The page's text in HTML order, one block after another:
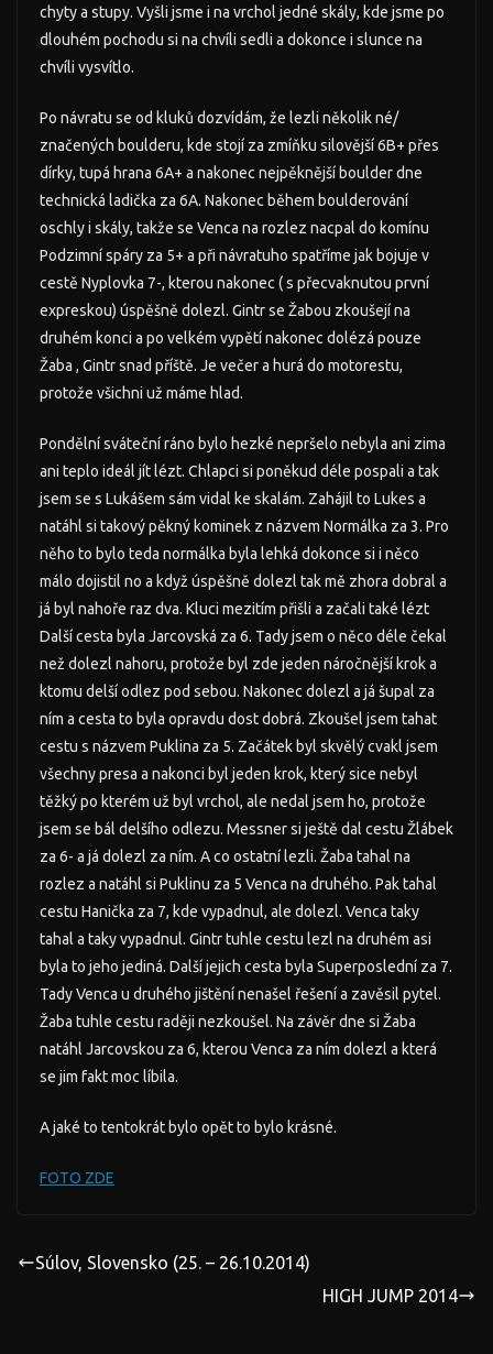
chyty a stupy. Vyšli jsme i na vrchol jedné skály, kde jsme po
dlouhém pochodu si na chvíli sedli a dokonce i slunce na
chvíli vysvítlo.
Po návratu se od kluků dozvídám, že lezli několik né/
značených boulderu, kde stojí za zmíňku silovější 6B+ přes
dírky, tupá hrana 6A+ a nakonec nejpěknější boulder dne
technická ladička za 6A. Nakonec během boulderování
oschly i skály, takže se Venca na rozlez nacpal do komínu
Podzimní spáry za 5+ a při návratuho spatříme jak bojuje v
cestě Nyplovka 7-, kterou nakonec ( s přecvaknutou první
expreskou) úspěšně dolezl. Gintr se Žabou zkoušejí na
druhém konci a po velkém vypětí nakonec dolézá pouze
Žaba , Gintr snad příště. Je večer a hurá do motorestu,
protože všichni už máme hlad.
Pondělní sváteční ráno bylo hezké nepršelo nebyla ani zima
ani teplo ideál jít lézt. Chlapci si poněkud déle pospali a tak
jsem se s Lukášem sám vidal ke skalám. Zahájil to Lukes a
natáhl si takový pěkný kominek z názvem Normálka za 3. Pro
něho to bylo teda normálka byla lehká dokonce si i něco
málo dojistil no a když úspěšně dolezl tak mě zhora dobral a
já byl nahoře raz dva. Kluci mezitím přišli a začali také lézt
Další cesta byla Jarcovská za 6. Tady jsem o něco déle čekal
než dolezl nahoru, protože byl zde jeden náročnější krok a
ktomu delší odlez pod sebou. Nakonec dolezl a já šupal za
ním a cesta to byla opravdu dost dobrá. Zkoušel jsem tahat
cestu s názvem Puklina za 5. Začátek byl skvělý cvakl jsem
všechny presa a nakonci byl jeden krok, který sice nebyl
těžký po kterém už byl vrchol, ale nedal jsem ho, protože
jsem se bál delšího odlezu. Messner si ještě dal cestu Žlábek
za 6- a já dolezl za ním. A co ostatní lezli. Žaba tahal na
rozlez a natáhl si Puklinu za 5 Venca na druhého. Pak tahal
cestu Hanička za 7, kde vypadnul, ale dolezl. Venca taky
tahal a taky vypadnul. Gintr tuhle cestu lezl na druhém asi
byla to jeho jediná. Další jejich cesta byla Superposlední za 7.
Tady Venca u druhého jištění nenašel řešení a zavěsil pytel.
Žaba tuhle cestu raději nezkoušel. Na závěr dne si Žaba
natáhl Jarcovskou za 6, kterou Venca za ním dolezl a která
se jim fakt moc líbila.
A jaké to tentokrát bylo opět to bylo krásné.
FOTO ZDE
Súlov, Slovensko (25. – 26.10.2014)
HIGH JUMP 2014